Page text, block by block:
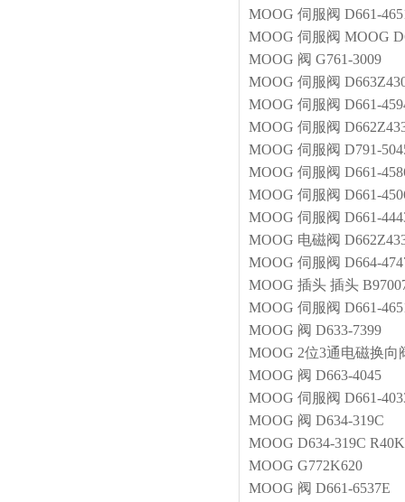
MOOG 伺服阀 D661-
MOOG 伺服阀 MOOG
MOOG 阀 G761-3009
MOOG 伺服阀
MOOG 伺服阀 D661-
MOOG 伺服阀
MOOG 伺服阀 D791-
MOOG 伺服阀 D661-
MOOG 伺服阀 D661-
MOOG 伺服阀 D661-
MOOG 电磁阀
MOOG 伺服阀 D664-
MOOG 插头 插头
MOOG 伺服阀 D661-
MOOG 阀 D633-7399
MOOG 2位3通电磁换向
MOOG 阀 D663-4045
MOOG 伺服阀 D661-
MOOG 阀 D634-319C
MOOG D634-319C
MOOG G772K620
MOOG 阀 D661-6537E